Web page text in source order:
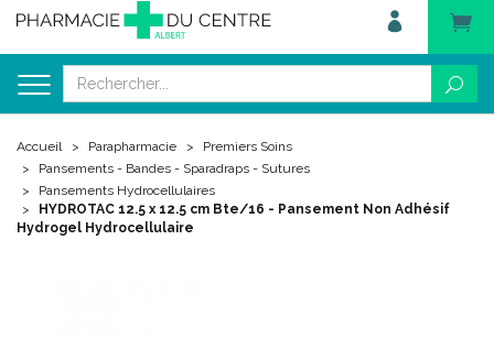
Accueil Parapharmacie
Premiers Soins
Pansements - Bandes - Sparadraps - Sutures
Pansements Hydrocellulaires
HYDROTAC 12.5 x 12.5 cm Bte/16 - Pansement Non Adhésif
Hydrogel Hydrocellulaire